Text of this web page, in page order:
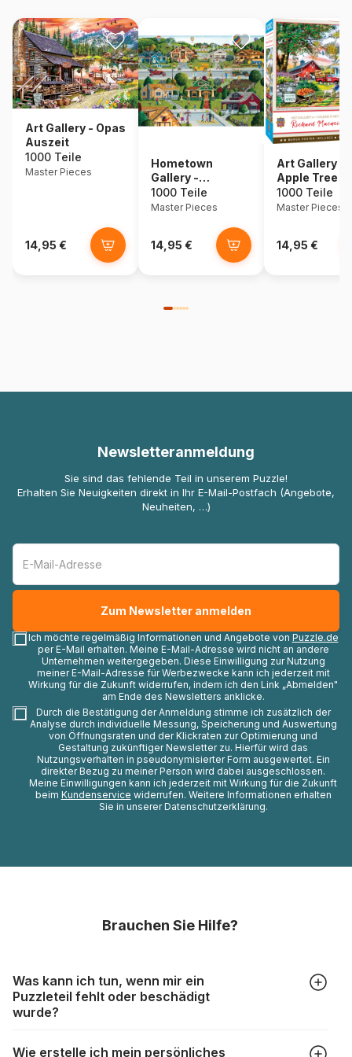
Art Gallery - Opas
Auszeit
1000 Teile
Master Pieces
14,95 €
Hometown
Gallery -
Bungalowville
1000 Teile
Master Pieces
14,95 €
Art Gallery -
Apple Tree
1000 Teile
Master Pieces
14,95 €
Newsletteranmeldung
Sie sind das fehlende Teil in unserem Puzzle!
Erhalten Sie Neuigkeiten direkt in Ihr E-Mail-Postfach (Angebote,
Neuheiten, …)
Ich möchte regelmäßig Informationen und Angebote von Puzzle.de
per E-Mail erhalten. Meine E-Mail-Adresse wird nicht an andere
Unternehmen weitergegeben. Diese Einwilligung zur Nutzung
meiner E-Mail-Adresse für Werbezwecke kann ich jederzeit mit
Wirkung für die Zukunft widerrufen, indem ich den Link „Abmelden"
am Ende des Newsletters anklicke.
Durch die Bestätigung der Anmeldung stimme ich zusätzlich der
Analyse durch individuelle Messung, Speicherung und Auswertung
von Öffnungsraten und der Klickraten zur Optimierung und
Gestaltung zukünftiger Newsletter zu. Hierfür wird das
Nutzungsverhalten in pseudonymisierter Form ausgewertet. Ein
direkter Bezug zu meiner Person wird dabei ausgeschlossen.
Meine Einwilligungen kann ich jederzeit mit Wirkung für die Zukunft
beim Kundenservice widerrufen. Weitere Informationen erhalten
Sie in unserer Datenschutzerklärung.
Brauchen Sie Hilfe?
Was kann ich tun, wenn mir ein
Puzzleteil fehlt oder beschädigt
wurde?
Wie erstelle ich mein persönliches